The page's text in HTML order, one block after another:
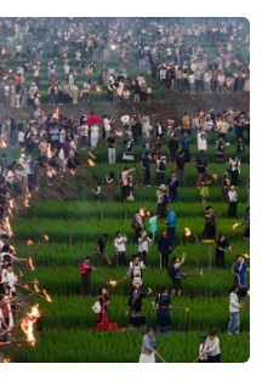
hiện tin tức giả
dịch COVID-19 hiện nay,
mắc bẫy của tin tức sai
đã chia sẻ sáu mẹo
không.